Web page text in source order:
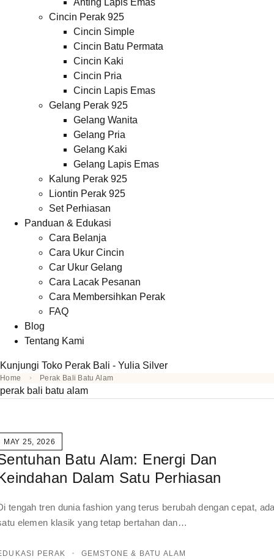
Anting Lapis Emas
Cincin Perak 925
Cincin Simple
Cincin Batu Permata
Cincin Kaki
Cincin Pria
Cincin Lapis Emas
Gelang Perak 925
Gelang Wanita
Gelang Pria
Gelang Kaki
Gelang Lapis Emas
Kalung Perak 925
Liontin Perak 925
Set Perhiasan
Panduan & Edukasi
Cara Belanja
Cara Ukur Cincin
Car Ukur Gelang
Cara Lacak Pesanan
Cara Membersihkan Perak
FAQ
Blog
Tentang Kami
Kunjungi Toko Perak Bali - Yulia Silver
Home Perak Bali Batu Alam
perak bali batu alam
MAY 25, 2026
Batu Alam: Energi Dan
Dalam Satu Perhiasan
tengah tren dunia fashion yang terus berubah dengan cepat,
elemen klasik yang tetap bertahan dan…
PERAK
GEMSTONE & BATU ALAM